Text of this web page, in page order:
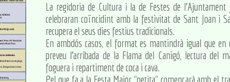
La regidoria de Cultura i la de Festes de
celebraran coïncidint amb la festivitat de Sant Joan i
recupera el seus dies festius tradicionals.
En ambdós casos, el format es mantindrà igual que en
preveu l'arribada de la Flama del Canigó, lectura del
foguera i repartiment de coca i cava.
Pel que fa a la Festa Major "petita" començarà amb el